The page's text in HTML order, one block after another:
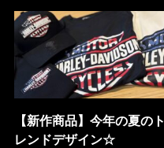
【新作商品】今年の夏のト
レンドデザイン☆